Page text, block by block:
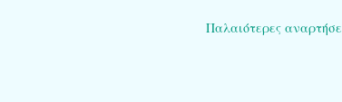
Παλαιότερες